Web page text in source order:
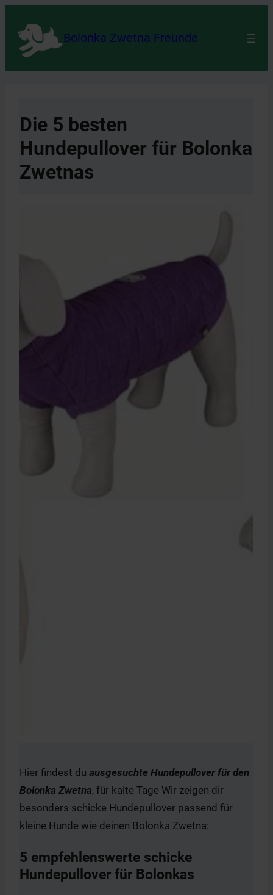
Inhalt
springen
Bolonka Zwetna Freunde
Die 5 besten
Hundepullover für Bolonka
Zwetnas
Hier findest du ausgesuchte Hundepullover für den
Bolonka Zwetna, für kalte Tage Wir zeigen dir
besonders schicke Hundepullover passend für
kleine Hunde wie deinen Bolonka Zwetna:
5 empfehlenswerte schicke
Hundepullover für Bolonkas